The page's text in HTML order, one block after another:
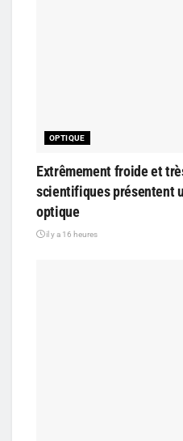
OPTIQUE
Extrêmement froide et
scientifiques présentent
optique
il y a 16 heures